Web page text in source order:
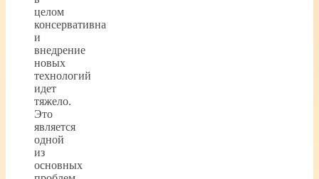
целом
консервативна
и
внедрение
новых
технологий
идет
тяжело.
Это
является
одной
из
основных